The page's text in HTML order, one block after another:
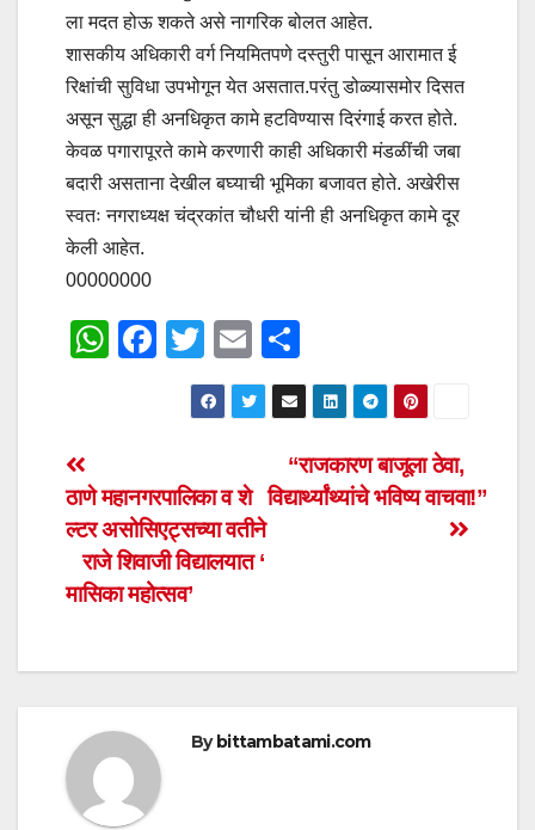
ला मदत होऊ शकते असे नागरिक बोलत आहेत.
शासकीय अधिकारी वर्ग नियमितपणे दस्तुरी पासून आरामात ई
रिक्षांची सुविधा उपभोगून येत असतात.परंतु डोळ्यासमोर दिसत
असून सुद्धा ही अनधिकृत कामे हटविण्यास दिरंगाई करत होते.
केवळ पगारापूरते कामे करणारी काही अधिकारी मंडळींची जबा
बदारी असताना देखील बघ्याची भूमिका बजावत होते. अखेरीस
स्वतः नगराध्यक्ष चंद्रकांत चौधरी यांनी ही अनधिकृत कामे दूर
केली आहेत.
00000000
W
A
p
p
F
b
o
o
k
T
wi
tt
E
m
ail
h
ar
e
Post
navigation
“राजकारण बाजूला ठेवा,
विद्यार्थ्यांचे भविष्य वाचवा!”
ठाणे महानगरपालिका व शे
ल्टर असोसिएट्सच्या वतीने
राजे श‍िवाजी विद्यालयात ‘
मासिका महोत्सव’
Bybittambatami.com